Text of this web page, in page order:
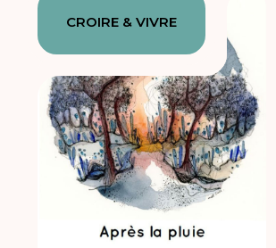
CROIRE & VIVRE